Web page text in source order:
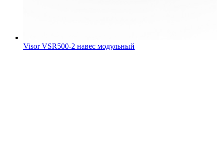
Visor VSR500-2 навес модульный